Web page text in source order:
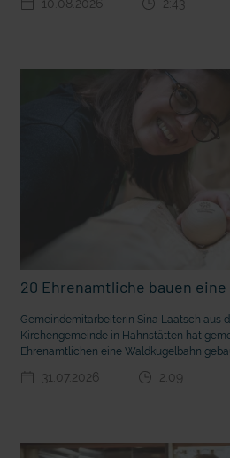
Nachhaltige
Ostern erleben wie
10.08.2026 2:43
20 Ehrenamtliche bauen eine
Gemeindemitarbeiterin Sina Laatsch aus
Kirchengemeinde in Hahnstätten hat
Ehrenamtlichen eine Waldkugelbahn
31.07.2026 2:09